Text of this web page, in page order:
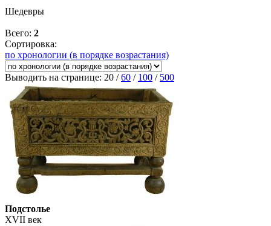
Шедевры
Всего: 2
Сортировка:
по хронологии (в порядке возрастания)
Выводить на странице: 20 /60 / 100 / 500
Подстолье
XVII век